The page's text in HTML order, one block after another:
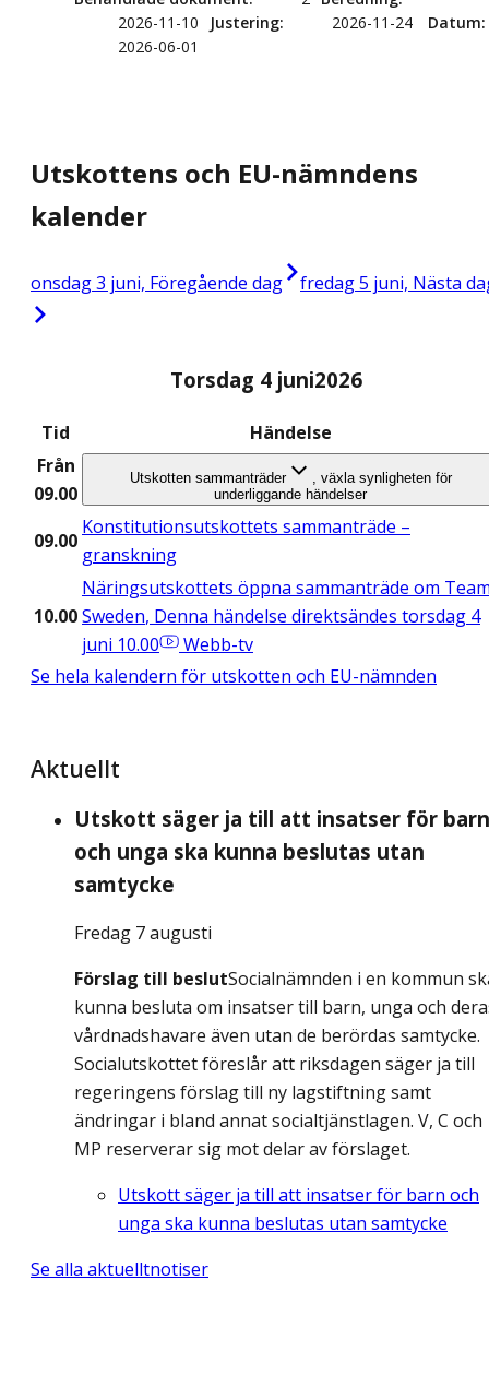
2026-11-10
Justering 2026-11-24
Datum
2026-06-01
Utskottens och EU-nämndens
kalender
onsdag 3 juni, Föregående dag fredag 5 juni, Nästa
Torsdag 4 juni2026
Tid
Händelse
Från
09.00
Utskotten sammanträder
, växla synligheten för
underliggande händelser
09.00
Konstitutionsutskottets sammanträde –
granskning
10.00
Näringsutskottets öppna sammanträde om
Sweden, Denna händelse direktsändes torsdag 4
juni 10.00
Webb-tv
Se hela kalendern för utskotten och EU-nämnden
Aktuellt
Utskott säger ja till att insatser för barn
och unga ska kunna beslutas utan
samtycke
Fredag 7 augusti
Förslag till beslutSocialnämnden i en kommun
kunna besluta om insatser till barn, unga och
vårdnadshavare även utan de berördas samtycke.
Socialutskottet föreslår att riksdagen säger ja till
regeringens förslag till ny lagstiftning samt
ändringar i bland annat socialtjänstlagen. V, C och
MP reserverar sig mot delar av förslaget.
Utskott säger ja till att insatser för barn och
unga ska kunna beslutas utan samtycke
Se alla aktuelltnotiser